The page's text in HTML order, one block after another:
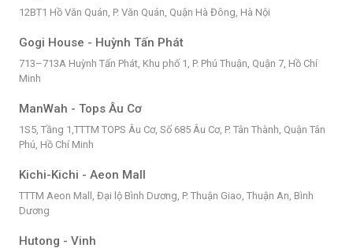
12BT1 Hồ Văn Quán, P. Văn Quán, Quận Hà Đông, Hà Nội
Gogi House - Huỳnh Tấn Phát
713–713A Huỳnh Tấn Phát, Khu phố 1, P. Phú Thuận, Quận 7, Hồ Chí
Minh
ManWah - Tops Âu Cơ
1S5, Tầng 1,TTTM TOPS Âu Cơ, Số 685 Âu Cơ, P. Tân Thành, Quận Tân
Phú, Hồ Chí Minh
Kichi-Kichi - Aeon Mall
TTTM Aeon Mall, Đại lộ Bình Dương, P. Thuận Giao, Thuận An, Bình
Dương
Hutong - Vinh